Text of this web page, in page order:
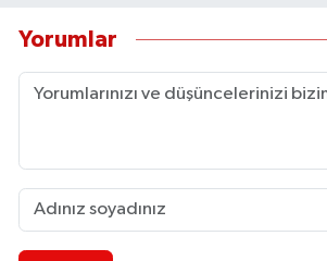
Yorumlar